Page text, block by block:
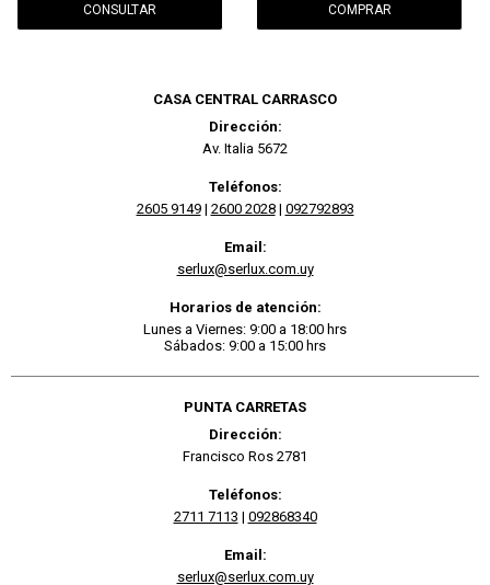
CONSULTAR
CASA CENTRAL CARRASCO
Dirección:
Av. Italia 5672
Teléfonos:
2605 9149| 2600 2028| 092792893
Email:
serlux@serlux.com.uy
Horarios de atención:
Lunes a Viernes: 9:00 a 18:00 hrs
Sábados: 9:00 a 15:00 hrs
PUNTA CARRETAS
Dirección:
Francisco Ros 2781
Teléfonos:
2711 7113 | 092868340
Email:
serlux@serlux.com.uy